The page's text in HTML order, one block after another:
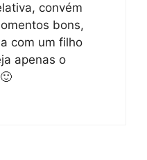
convém
bons,
com um filho
apenas o